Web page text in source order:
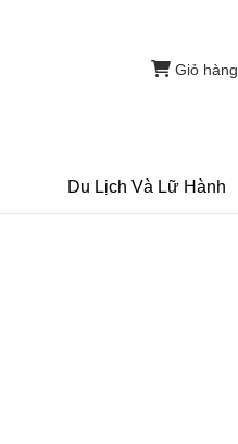
Giỏ hàng
Du Lịch Và Lữ Hành